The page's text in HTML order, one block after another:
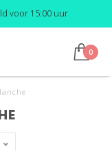
voor 15:00 uur
0